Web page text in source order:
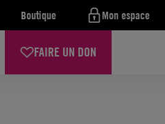
Boutique Mon espace
FAIRE UN DON